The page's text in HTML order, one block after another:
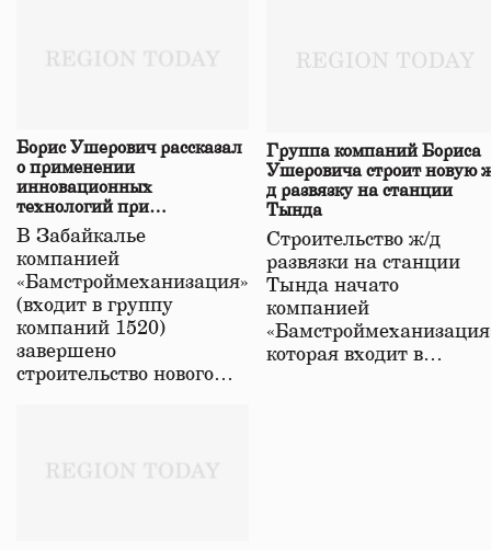
Борис Ушерович рассказал
о применении
инновационных
технологий при
строительстве нового моста
в Забайкалье
В Забайкалье
компанией
«Бамстроймеханизация»
(входит в группу
компаний 1520)
завершено
строительство нового…
Группа компаний Бориса
Ушеровича строит новую
д развязку на станции
Тында
Строительство ж/д
развязки на станции
Тында начато
компанией
которая входит в…